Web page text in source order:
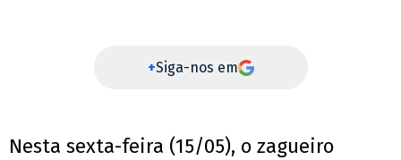
+Siga-nos em
Nesta sexta-feira (15/05), o zagueiro